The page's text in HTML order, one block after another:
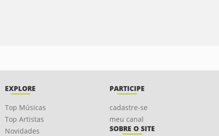
EXPLORE
Top Músicas
Top Artistas
Novidades
PARTICIPE
cadastre-se
meu canal
SOBRE O SITE